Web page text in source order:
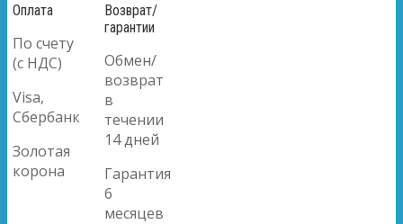
Оплата
По счету
(с НДС)
Visa,
Сбербанк
Золотая
корона
Возврат/
гарантии
Обмен/
возврат
в
течении
14 дней
Гарантия
6
месяцев